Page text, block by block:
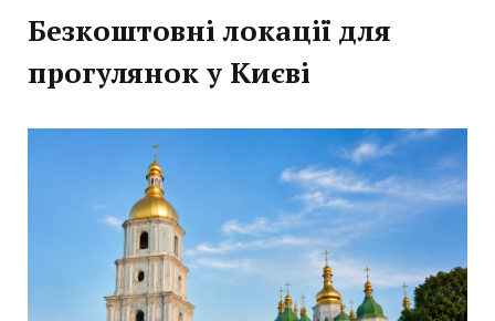
Безкоштовні локації для
прогулянок у Києві